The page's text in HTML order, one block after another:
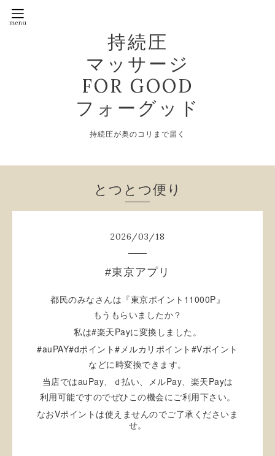
持続圧
マッサージ
FOR GOOD
フォーグッド
持続圧が奥のコリまで届く
とつとつ便り
2026/03/18
#東京アプリ
都民のみなさんは『東京ポイント 11000P 』
もうもらいましたか？
私は#楽天 Payに変換しました。
#auPAY#dポイント# メルカリポイント #Vポイント
などに時変換できます。
当店ではauPay、ｄ払い、メルPay、楽天 Payは
利用可能ですのでぜひこの機会にご利用下さい。
なおVポイントは使えませんのでご了承くださいま
せ。